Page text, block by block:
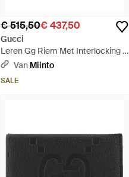
€ 515,50€ 437,50
Gucci
Leren Gg Riem Met Interlocking G
- Zwart
Van Miinto
SALE